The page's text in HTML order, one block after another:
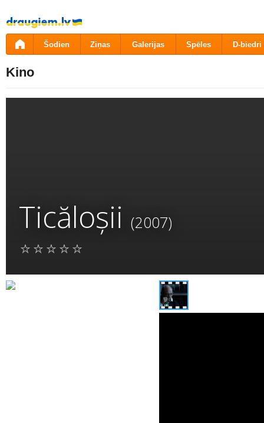
Pāriet
uz
saturu
Šodien Ziņas Galerijas Spēles D-biedri
Kino
Ticăloșii (2007)